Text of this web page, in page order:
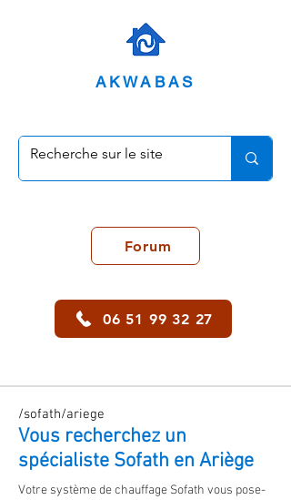
AKWABAS
Forum
06 51 99 32 27
/sofath/ariege
Vous recherchez un
spécialiste Sofath en Ariège
Votre système de chauffage Sofath vous pose-